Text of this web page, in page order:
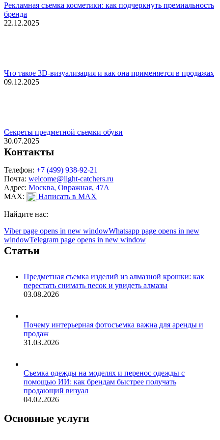
Рекламная съемка косметики: как подчеркнуть премиальность
бренда
22.12.2025
Что такое 3D-визуализация и как она применяется в продажах
09.12.2025
Секреты предметной съемки обуви
30.07.2025
Контакты
Телефон: +7 (499) 938-92-21
Почта: welcome@light-catchers.ru
Адрес: Москва, Овражная, 47А
MAX:
Написать в MAX
Найдите нас:
Viber page opens in new windowWhatsapp page opens in new
windowTelegram page opens in new window
Статьи
Предметная съемка изделий из алмазной крошки: как
перестать снимать песок и увидеть алмазы
03.08.2026
Почему интерьерная фотосъемка важна для аренды и
продаж
31.03.2026
Съемка одежды на моделях и перенос одежды с
помощью ИИ: как брендам быстрее получать
продающий визуал
04.02.2026
Основные услуги